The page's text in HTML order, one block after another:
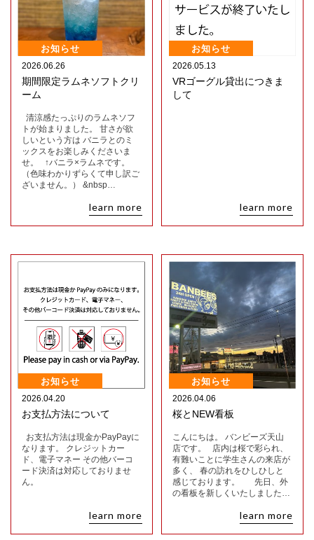
お知らせ
2026.06.26
期間限定ラムネソフトクリ
ーム
清涼感たっぷりのラムネソフ
トが始まりました。 甘さが欲
しいという方は バニラとのミ
ックスをお楽しみくださいま
せ。 ↑バニラ×ラムネです。
（色味わかりずらくて申し訳ご
ざいません。） &nbsp…
learn more
お知らせ
2026.05.13
VRゴーグル貸出につきま
して
learn more
お知らせ
2026.04.20
お支払方法について
お支払方法は現金かPayPayに
なります。 クレジットカー
ド、電子マネー その他バーコ
ード決済は対応しておりませ
ん。
learn more
お知らせ
2026.04.06
桜とNEW看板
こんにちは。 バンビーズ天山
店です。 店内は桜で彩られ、
有難いことに学生さんの来店が
多く、 春の訪れをひしひしと
感じております。 先日、外
の看板を新しくいたしました…
learn more